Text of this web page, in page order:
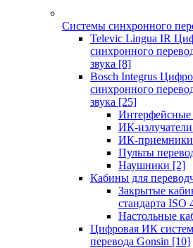
Системы синхронного
Televic Lingua IR
синхронного
звука [8]
Bosch Integrus
синхронного
звука [25]
Интерфейсные
ИК-
ИК-приемники
Пульты
Наушники [2]
Кабины для
Закрытые
стандарта ISO
Настольные
Цифровая ИК
перевода Gonsin [10]